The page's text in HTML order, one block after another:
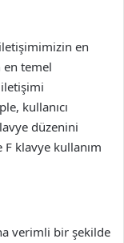
en
en temel
kullanıcı
düzenini
klavye kullanım
verimli bir şekilde